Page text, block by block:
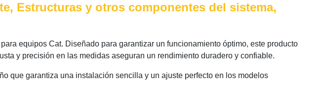
Estructuras y otros componentes del sistema,
equipos Cat. Diseñado para garantizar un funcionamiento óptimo, este producto
y precisión en las medidas aseguran un rendimiento duradero y confiable.
que garantiza una instalación sencilla y un ajuste perfecto en los modelos